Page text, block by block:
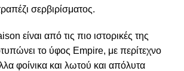
σερβιρίσματος.
είναι από τις πιο ιστορικές της
το ύφος Empire, με περίτεχνο
φοίνικα και λωτού και απόλυτα